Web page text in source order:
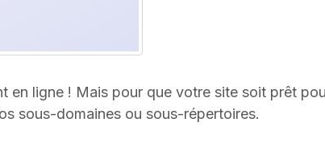
en ligne ! Mais pour que votre site soit prêt
sous-domaines ou sous-répertoires.